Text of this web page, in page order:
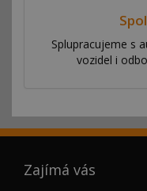
Splupracujeme s
vozidel i
Zajímá vás